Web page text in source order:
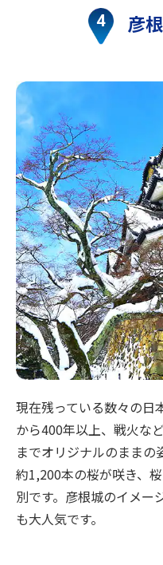
彦
現在残っている数々の日
から400年以上、戦火な
までオリジナルのままの
約1,200本の桜が咲き、
別です。彦根城のイメー
も大人気です。